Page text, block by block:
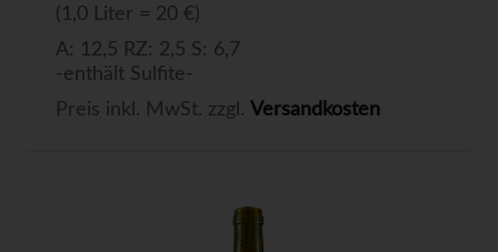
(1,0 Liter = 20 €)
A: 12,5 RZ: 2,5 S: 6,7
-enthält Sulfite-
Preis inkl. MwSt. zzgl. Versandkosten